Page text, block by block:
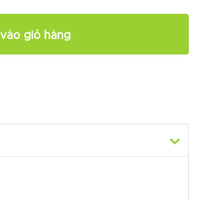
giỏ hàng